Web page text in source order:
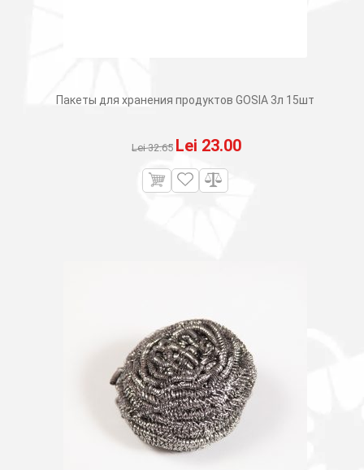
Пакеты для хранения продуктов GOSIA 3л 15шт
Lei32.65 Первоначальная
цена
составляла
Lei 23.00Текущая